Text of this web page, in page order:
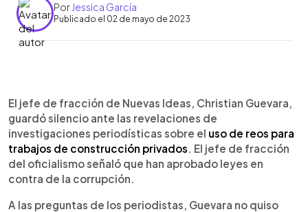
Por Jessica García
Publicado el 02 de mayo de 2023
► Escuchar artículo
El jefe de fracción de Nuevas Ideas, Christian Guevara,
guardó silencio ante las revelaciones de
investigaciones periodísticas sobre el uso de reos para
trabajos de construcción privados . El jefe de fracción
del oficialismo señaló que han aprobado leyes en
contra de la corrupción.
A las preguntas de los periodistas, Guevara no quiso